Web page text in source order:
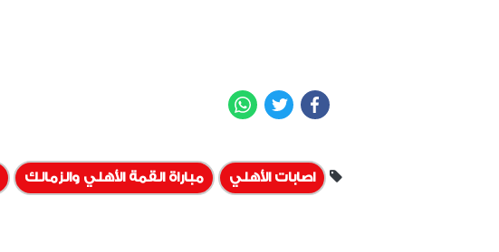
Facebook
Twitter
اصابات الأهلي مباراة القمة الأهلي والزمالك